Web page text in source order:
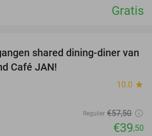
Gratis
31%
shared dining-diner van
Café JAN!
10.0 star
Regulier €57,50
€39,50